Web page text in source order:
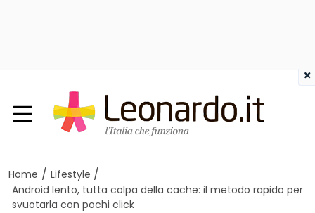
Home / Lifestyle /
Android lento, tutta colpa della cache: il metodo rapido per
svuotarla con pochi click
×